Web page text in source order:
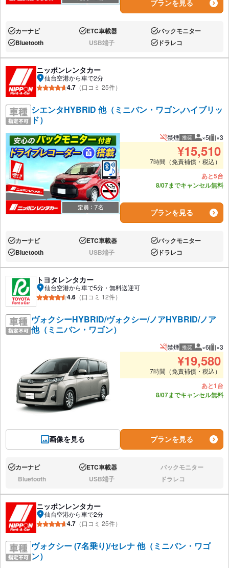
プランを見る
あり:カーナビ あり:ETC車載器 あり:バックモニター
あり:Bluetooth なし:USB端子 あり:ドラレコ
ニッポンレンタカー
仙台空港から車で2分
4.7 （口コミ 25件）
シエンタHYBRID 他（ミニバン・ワゴン,ハイブリッ
ド）
禁煙 推奨 推奨人数
×5 推
×3
¥15,510
7時間（免責補償・税込）
あと5台
8/07までキャンセル無料
プランを見る
あり:カーナビ あり:ETC車載器 あり:バックモニター
あり:Bluetooth なし:USB端子 あり:ドラレコ
トヨタレンタカー
仙台空港から車で5分・無料送迎可
4.6 （口コミ 12件）
ヴォクシーHYBRID/ヴォクシー/ノアHYBRID/ノア
他（ミニバン・ワゴン）
画像を見る
禁煙 推奨 推奨人数
×6 推
×3
¥19,580
7時間（免責補償・税込）
あと1台
8/07までキャンセル無料
プランを見る
あり:カーナビ あり:ETC車載器 なし:バックモニター
なし:Bluetooth なし:USB端子 なし:ドラレコ
ニッポンレンタカー
仙台空港から車で2分
4.7 （口コミ 25件）
ヴォクシー (7名乗り)/セレナ 他（ミニバン・ワゴ
ン）